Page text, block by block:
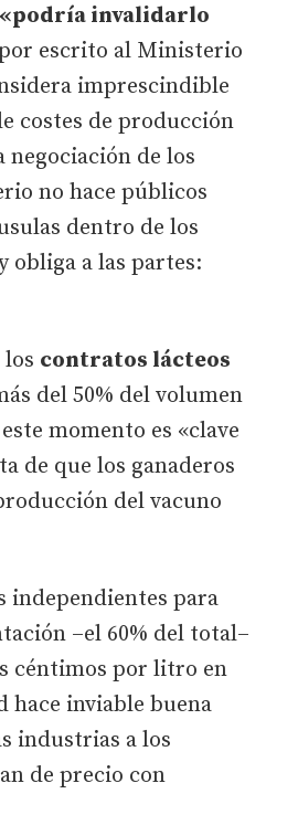
«podría invalidarlo
escrito al Ministerio
imprescindible
costes de producción
de los
no hace públicos
dentro de los
obliga a las partes:
los contratos lácteos
del 50% del volumen
momento es «clave
de que los ganaderos
del vacuno
independientes para
–el 60% del total–
céntimos por litro en
hace inviable buena
industrias a los
de precio con